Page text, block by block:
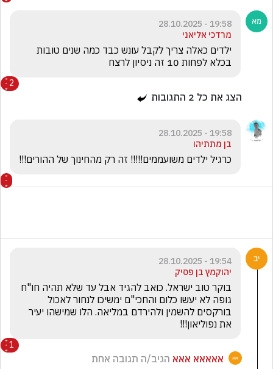
19:58 - 28.10.2025
מרדכי אליאני
בכלא לפחות 10 זה ניסיון לרצח
2
הצג את כל 2 התגובות
19:58 - 28.10.2025
בן מתתיהו
כרגיל ילדים משועממים!!!!! זה רק מהחינוך של ההורים!!!
19:54 - 28.10.2025
יהוקמץ בן פסיק
את נפוליאון!!!
1
אאאאא אאא הגיב/ה תגובה אחת